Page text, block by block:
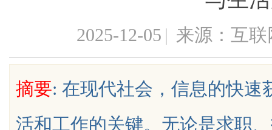
2025-12-05 | 来源：互联
摘要: 在现代社会，信息的快速
活和工作的关键。无论是求职
，跑得多省得多 荐：宣传片市场迎来行业重塑